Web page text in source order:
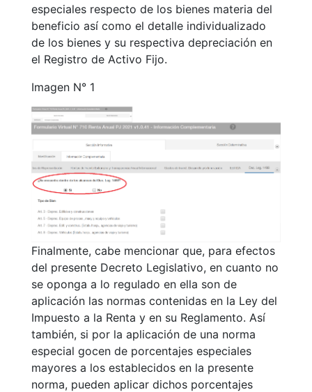
especiales respecto de los bienes materia del
beneficio así como el detalle individualizado
de los bienes y su respectiva depreciación en
el Registro de Activo Fijo.
Imagen N° 1
Finalmente, cabe mencionar que, para efectos
del presente Decreto Legislativo, en cuanto no
se oponga a lo regulado en ella son de
aplicación las normas contenidas en la Ley del
Impuesto a la Renta y en su Reglamento. Así
también, si por la aplicación de una norma
especial gocen de porcentajes especiales
mayores a los establecidos en la presente
norma, pueden aplicar dichos porcentajes